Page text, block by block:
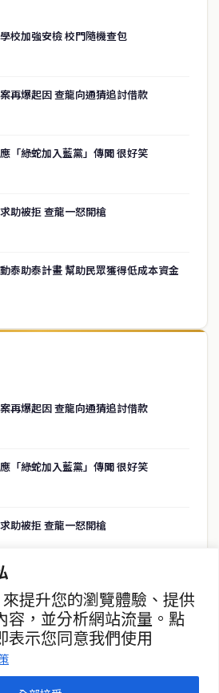
提升您的瀏覽體驗、提供
容，並分析網站流量。點
表示您同意我們使用
校加強安檢 校門隨機查包
再爆起因 查龍向通猜追討借款
「綠蛇加入藍黨」傳聞 很好笑
助被拒 查龍一怒開槍
泰助泰計畫 幫助民眾獲得低成本資金
再爆起因 查龍向通猜追討借款
「綠蛇加入藍黨」傳聞 很好笑
助被拒 查龍一怒開槍
指示收緊槍枝管控 討論軍警人事調動
警員在公室內發動攻擊
總部設於曼谷的中文新聞媒體，致力於
聞內容。
房地產